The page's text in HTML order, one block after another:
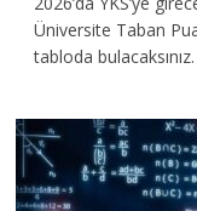
Üniversite Taban
tabloda